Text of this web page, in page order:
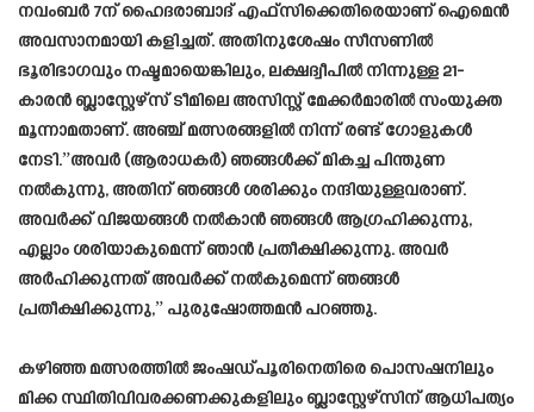
നവംബർ 7ന് ഹൈദരാബാദ് എഫ്‌സിക്കെതിരെയാണ് ഐമെൻ
അവസാനമായി കളിച്ചത്. അതിനുശേഷം സീസണിൽ
ഭൂരിഭാഗവും നഷ്ടമായെങ്കിലും, ലക്ഷദ്വീപിൽ നിന്നുള്ള 21-
കാരൻ ബ്ലാസ്റ്റേഴ്‌സ് ടീമിലെ അസിസ്റ്റ് മേക്കർമാരിൽ സംയുക്ത
മൂന്നാമതാണ്. അഞ്ച് മത്സരങ്ങളിൽ നിന്ന് രണ്ട് ഗോളുകൾ
നേടി.”അവർ (ആരാധകർ) ഞങ്ങൾക്ക് മികച്ച പിന്തുണ
നൽകുന്നു, അതിന് ഞങ്ങൾ ശരിക്കും നന്ദിയുള്ളവരാണ്.
അവർക്ക് വിജയങ്ങൾ നൽകാൻ ഞങ്ങൾ ആഗ്രഹിക്കുന്നു,
എല്ലാം ശരിയാകുമെന്ന് ഞാൻ പ്രതീക്ഷിക്കുന്നു. അവർ
അർഹിക്കുന്നത് അവർക്ക് നൽകുമെന്ന് ഞങ്ങൾ
പ്രതീക്ഷിക്കുന്നു,” പുരുഷോത്തമൻ പറഞ്ഞു.
കഴിഞ്ഞ മത്സരത്തിൽ ജംഷഡ്പൂരിനെതിരെ പൊസഷനിലും
മിക്ക സ്ഥിതിവിവരക്കണക്കുകളിലും ബ്ലാസ്റ്റേഴ്‌സിന് ആധിപത്യം